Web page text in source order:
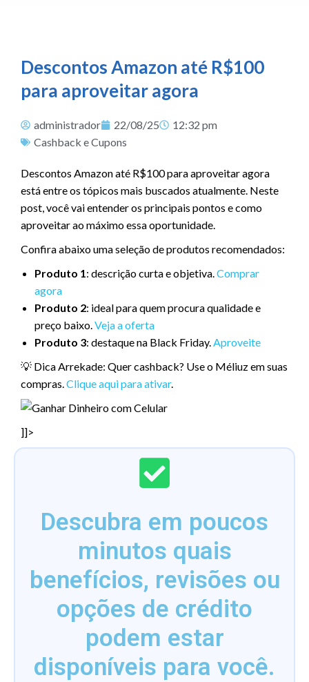
Descontos Amazon até R$100
para aproveitar agora
administrador 22/08/25
12:32 pm
Cashback e Cupons
Descontos Amazon até R$100 para aproveitar agora
está entre os tópicos mais buscados atualmente. Neste
post, você vai entender os principais pontos e como
aproveitar ao máximo essa oportunidade.
Confira abaixo uma seleção de produtos recomendados:
Produto 1: descrição curta e objetiva.Comprar
agora
Produto 2: ideal para quem procura qualidade e
preço baixo.Veja a oferta
Produto 3: destaque na Black Friday.Aproveite
💡 Dica Arrekade: Quer cashback? Use o Méliuz em suas
compras.Clique aqui para ativar.
]]>
Descubra em poucos
minutos quais
benefícios, revisões ou
opções de crédito
podem estar
disponíveis para você.